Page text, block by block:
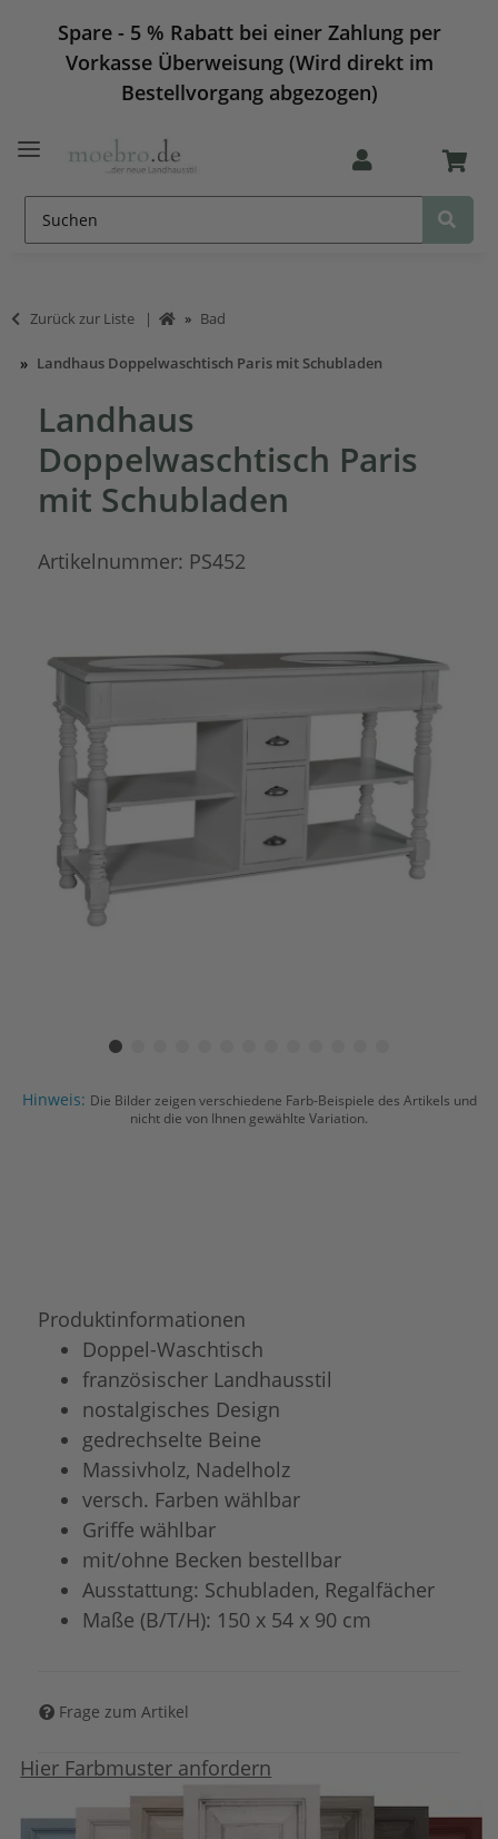
Spare - 5 % Rabatt bei einer Zahlung per
Vorkasse Überweisung (Wird direkt im
Bestellvorgang abgezogen)
Zurück zur Liste Bad
Landhaus Doppelwaschtisch Paris mit Schubladen
Landhaus
Doppelwaschtisch Paris
mit Schubladen
Artikelnummer: PS452
Hinweis: Die Bilder zeigen verschiedene Farb-Beispiele des Artikels und
nicht die von Ihnen gewählte Variation.
Produktinformationen
Doppel-Waschtisch
französischer Landhausstil
nostalgisches Design
gedrechselte Beine
Massivholz, Nadelholz
versch. Farben wählbar
Griffe wählbar
mit/ohne Becken bestellbar
Ausstattung: Schubladen, Regalfächer
Maße (B/T/H): 150 x 54 x 90 cm
Frage zum Artikel
Hier Farbmuster anfordern